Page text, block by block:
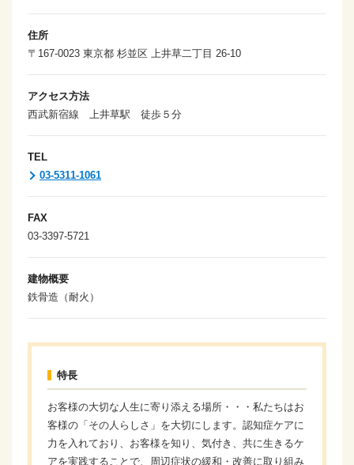
住所
〒167-0023 東京都 杉並区 上井草二丁目 26-10
アクセス方法
西武新宿線 上井草駅 徒歩５分
TEL
03-5311-1061
FAX
03-3397-5721
建物概要
鉄骨造（耐火）
特長
お客様の大切な人生に寄り添える場所・・・私たちはお
客様の「その人らしさ」を大切にします。認知症ケアに
力を入れており、お客様を知り、気付き、共に生きるケ
アを実践することで、周辺症状の緩和・改善に取り組み